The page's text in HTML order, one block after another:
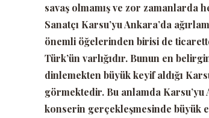
savaş olmamış ve zor zamanlarda
Sanatçı Karsu’yu Ankara’da
önemli öğelerinden birisi de
Türk’ün varlığıdır. Bunun en
dinlemekten büyük keyif aldığı
görmektedir. Bu anlamda Karsu’yu
konserin gerçekleşmesinde büyük